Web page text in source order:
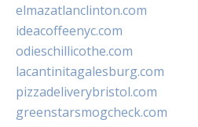
elmazatlanclinton.com
ideacoffeenyc.com
odieschillicothe.com
lacantinitagalesburg.com
pizzadeliverybristol.com
greenstarsmogcheck.com